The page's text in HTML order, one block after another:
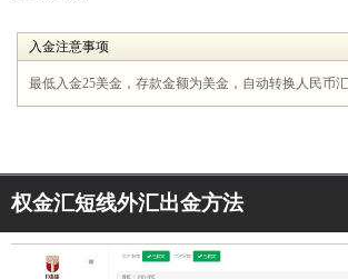
入金注意事项
最低入金25美金，存款金额为美金，自动转换人民币汇
权金汇短线外汇出金方法